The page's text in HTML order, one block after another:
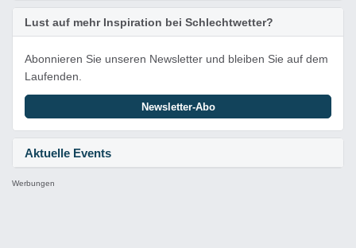
Aktuelle Events
Lust auf mehr Inspiration bei Schlechtwetter?
Abonnieren Sie unseren Newsletter und bleiben Sie auf dem
Laufenden.
Newsletter-Abo
Werbungen